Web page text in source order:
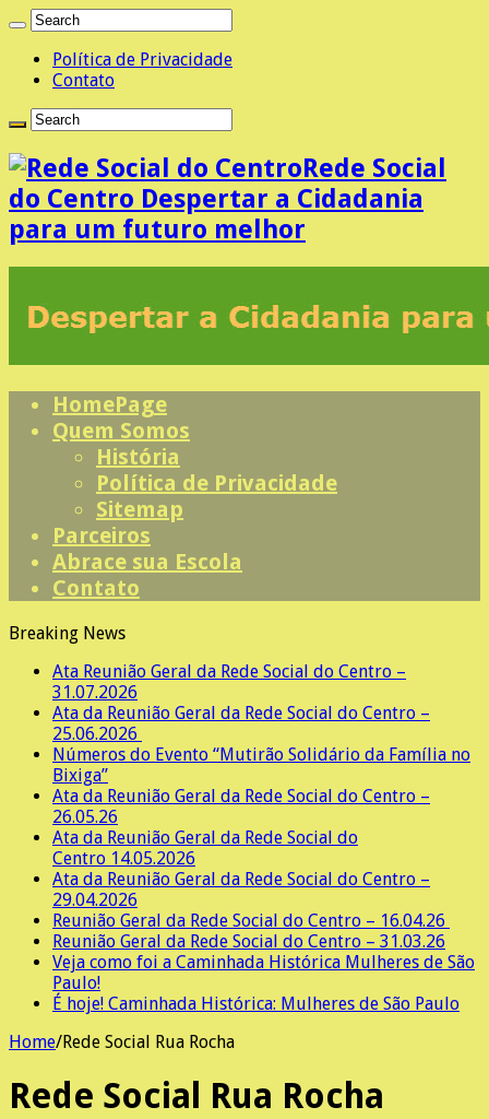
Política de Privacidade
Contato
Rede Social
do Centro Despertar a Cidadania
para um futuro melhor
HomePage
Quem Somos
História
Política de Privacidade
Sitemap
Parceiros
Abrace sua Escola
Contato
Breaking News
Ata Reunião Geral da Rede Social do Centro –
31.07.2026
Ata da Reunião Geral da Rede Social do Centro –
25.06.2026
Números do Evento “Mutirão Solidário da Família no
Bixiga”
Ata da Reunião Geral da Rede Social do Centro –
26.05.26
Ata da Reunião Geral da Rede Social do
Centro 14.05.2026
Ata da Reunião Geral da Rede Social do Centro –
29.04.2026
Reunião Geral da Rede Social do Centro – 16.04.26
Reunião Geral da Rede Social do Centro – 31.03.26
Veja como foi a Caminhada Histórica Mulheres de São
Paulo!
É hoje! Caminhada Histórica: Mulheres de São Paulo
Home/Rede Social Rua Rocha
Rede Social Rua Rocha